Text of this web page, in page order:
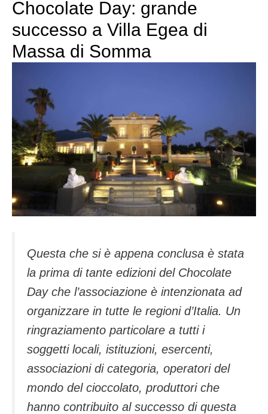
Chocolate Day: grande
successo a Villa Egea di
Massa di Somma
Questa che si è appena conclusa è stata
la prima di tante edizioni del Chocolate
Day che l’associazione è intenzionata ad
organizzare in tutte le regioni d’Italia. Un
ringraziamento particolare a tutti i
soggetti locali, istituzioni, esercenti,
associazioni di categoria, operatori del
mondo del cioccolato, produttori che
hanno contribuito al successo di questa